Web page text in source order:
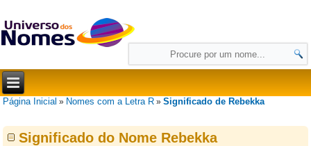
Página Inicial » Nomes com a Letra R »Significado de Rebekka
Significado do Nome Rebekka